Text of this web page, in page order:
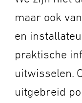
maar ook
en
praktische
uitwisselen.
uitgebreid